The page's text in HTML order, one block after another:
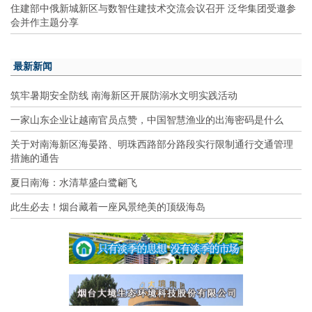
住建部中俄新城新区与数智住建技术交流会议召开 泛华集团受邀参
会并作主题分享
最新新闻
筑牢暑期安全防线 南海新区开展防溺水文明实践活动
一家山东企业让越南官员点赞，中国智慧渔业的出海密码是什么
关于对南海新区海晏路、明珠西路部分路段实行限制通行交通管理
措施的通告
夏日南海：水清草盛白鹭翩飞
此生必去！烟台藏着一座风景绝美的顶级海岛